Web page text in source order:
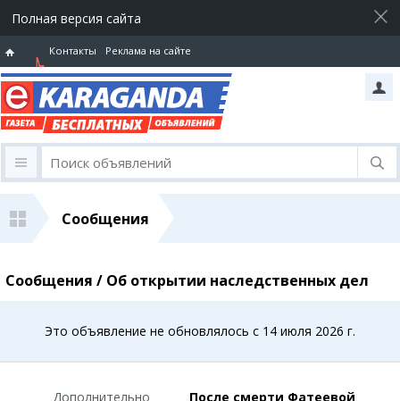
Полная версия сайта
Горячая
линия
Контакты Реклама на сайте
Сообщения
Сообщения / Об открытии наследственных дел
Это объявление не обновлялось с 14 июля 2026 г.
Дополнительно
После смерти Фатеевой